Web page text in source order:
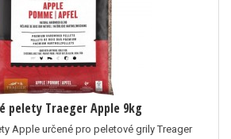
pelety Traeger Apple 9kg
Apple určené pro peletové grily Treager